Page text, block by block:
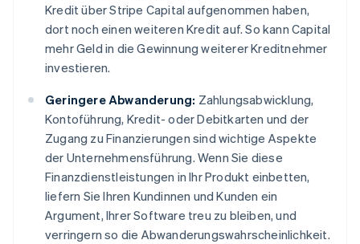
Kredit über Stripe Capital aufgenommen haben,
dort noch einen weiteren Kredit auf. So kann Capital
mehr Geld in die Gewinnung weiterer Kreditnehmer
investieren.
Geringere Abwanderung: Zahlungsabwicklung,
Kontoführung, Kredit- oder Debitkarten und der
Zugang zu Finanzierungen sind wichtige Aspekte
der Unternehmensführung. Wenn Sie diese
Finanzdienstleistungen in Ihr Produkt einbetten,
liefern Sie Ihren Kundinnen und Kunden ein
Argument, Ihrer Software treu zu bleiben, und
verringern so die Abwanderungswahrscheinlichkeit.